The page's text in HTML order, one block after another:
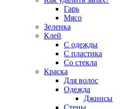
Гарь
Мясо
Зеленка
Клей
С одежды
С пластика
Со стекла
Краска
Для волос
Одежда
Джинсы
Стены